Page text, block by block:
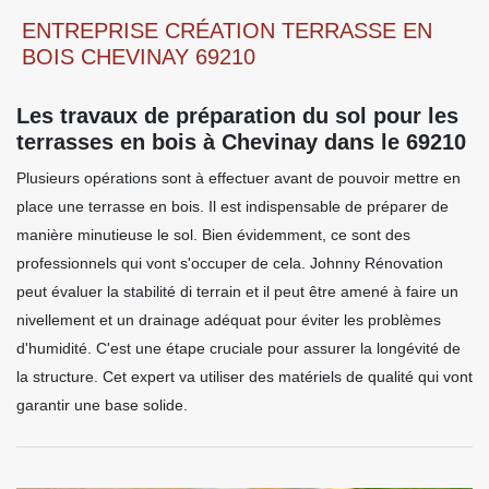
ENTREPRISE CRÉATION TERRASSE EN
BOIS CHEVINAY 69210
Les travaux de préparation du sol pour les
terrasses en bois à Chevinay dans le 69210
Plusieurs opérations sont à effectuer avant de pouvoir mettre en
place une terrasse en bois. Il est indispensable de préparer de
manière minutieuse le sol. Bien évidemment, ce sont des
professionnels qui vont s'occuper de cela. Johnny Rénovation
peut évaluer la stabilité di terrain et il peut être amené à faire un
nivellement et un drainage adéquat pour éviter les problèmes
d'humidité. C'est une étape cruciale pour assurer la longévité de
la structure. Cet expert va utiliser des matériels de qualité qui vont
garantir une base solide.